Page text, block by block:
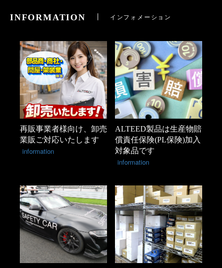
INFORMATION インフォメーション
再販事業者様向け、卸売
業販ご対応いたします
information
ALTEED製品は生産物賠
償責任保険(PL保険)加入
対象品です
information